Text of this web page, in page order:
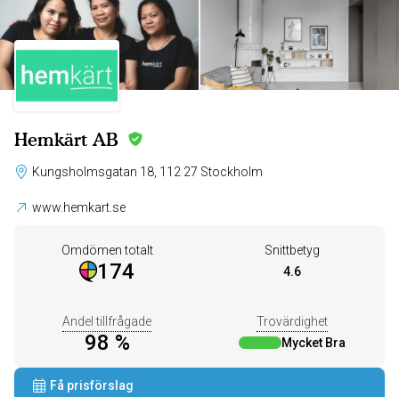
Hemkärt AB
Kungsholmsgatan 18, 112 27 Stockholm
www.hemkart.se
Omdömen totalt
174
Snittbetyg
4.6
Andel tillfrågade
98 %
Trovärdighet
Mycket Bra
Få prisförslag